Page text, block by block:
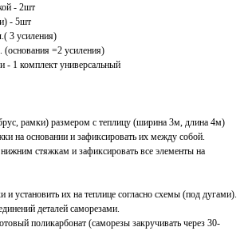
- 2шт
- 5шт
3 усиления)
=2 усиления)
- 1 комплект универсальный
рамки) размером с теплицу (ширина 3м, длина 4м)
на основании и зафиксировать их между собой.
стяжкам и зафиксировать все элементы на
и установить их на теплице согласно схемы (под дугами).
деталей саморезами.
поликарбонат (саморезы закручивать через 30-